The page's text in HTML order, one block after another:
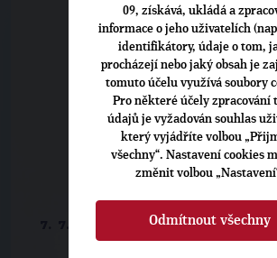
09, získává, ukládá a
informace o jeho uživatelích
identifikátory, údaje o tom,
procházejí nebo jaký obsah je
tomuto účelu využívá soubory
Pro některé účely zpracování
údajů je vyžadován souhlas
který vyjádříte volbou
všechny“. Nastavení cookies
změnit volbou
Odmítnout všechny